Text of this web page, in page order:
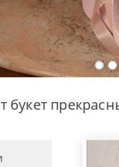
букет